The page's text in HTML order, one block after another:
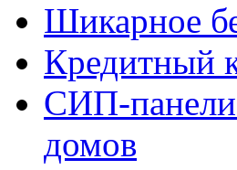
Шикарное
Кредитный
СИП-панели
домов